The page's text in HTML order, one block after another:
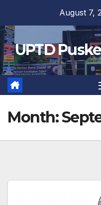
content
August 7,
UPTD
Month: